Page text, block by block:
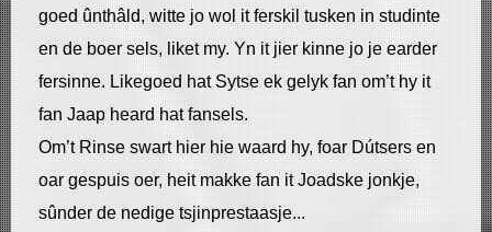
goed ûnthâld, witte jo wol it ferskil tusken in studinte
en de boer sels, liket my. Yn it jier kinne jo je earder
fersinne. Likegoed hat Sytse ek gelyk fan om’t hy it
fan Jaap heard hat fansels.
Om’t Rinse swart hier hie waard hy, foar Dútsers en
oar gespuis oer, heit makke fan it Joadske jonkje,
sûnder de nedige tsjinprestaasje...